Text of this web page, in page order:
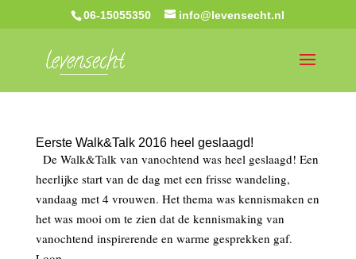
06-15055350 info@levensecht.nl
Eerste Walk&Talk 2016 heel geslaagd!
De Walk&Talk van vanochtend was heel geslaagd! Een
heerlijke start van de dag met een frisse wandeling,
vandaag met 4 vrouwen. Het thema was kennismaken en
het was mooi om te zien dat de kennismaking van
vanochtend inspirerende en warme gesprekken gaf.